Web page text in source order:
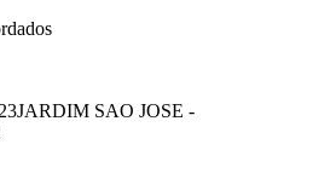
JARDIM SAO JOSE -